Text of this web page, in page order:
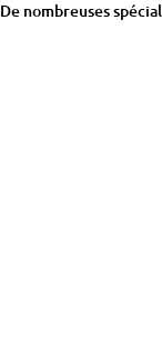
De nombreuses